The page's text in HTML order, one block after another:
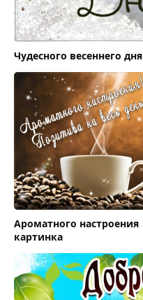
Чудесного весеннего дня
Ароматного настроения
картинка